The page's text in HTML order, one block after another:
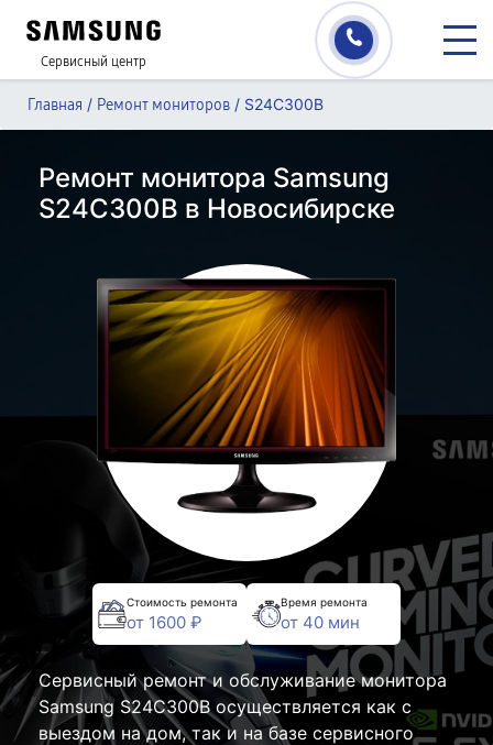
Сервисный центр
Главная / Ремонт мониторов / S24C300B
Ремонт монитора Samsung
S24C300B в Новосибирске
Стоимость ремонта
от 1600 ₽
Время ремонта
от 40 мин
Сервисный ремонт и обслуживание монитора
Samsung S24C300B осуществляется как с
выездом на дом, так и на базе сервисного